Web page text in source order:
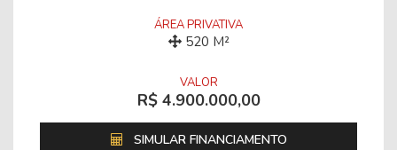
ÁREA PRIVATIVA
520 M²
VALOR
R$ 4.900.000,00
SIMULAR FINANCIAMENTO